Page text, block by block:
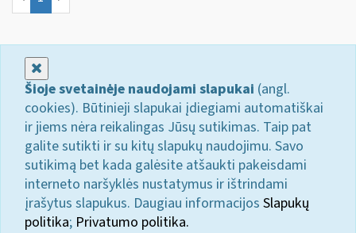
Šioje svetainėje naudojami slapukai (angl.
cookies). Būtinieji slapukai įdiegiami automatiškai
ir jiems nėra reikalingas Jūsų sutikimas. Taip pat
galite sutikti ir su kitų slapukų naudojimu. Savo
sutikimą bet kada galėsite atšaukti pakeisdami
interneto naršyklės nustatymus ir ištrindami
įrašytus slapukus. Daugiau informacijos Slapukų
politika; Privatumo politika.